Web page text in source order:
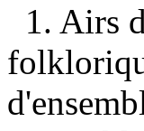
1. Airs